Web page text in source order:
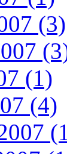
(3)
(1)
(4)